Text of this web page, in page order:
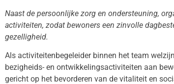
Naast de persoonlijke zorg en ondersteuning,
activiteiten, zodat bewoners een zinvolle
gezelligheid.
Als activiteitenbegeleider binnen het team
bezigheids- en ontwikkelingsactiviteiten aan
gericht op het bevorderen van de vitaliteit en